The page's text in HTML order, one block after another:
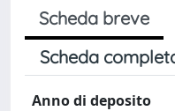
Scheda breve
Scheda
Anno di deposito